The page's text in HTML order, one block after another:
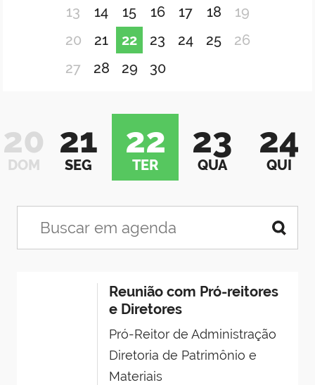
13
14 15 16 17 18
19
20
21 22 23 24 25
26
27
28 29 30
20
DOM
21
SEG
22
TER
23
QUA
24
QUI
Reunião com Pró-reitores
e Diretores
Pró-Reitor de Administração
Diretoria de Patrimônio e
Materiais